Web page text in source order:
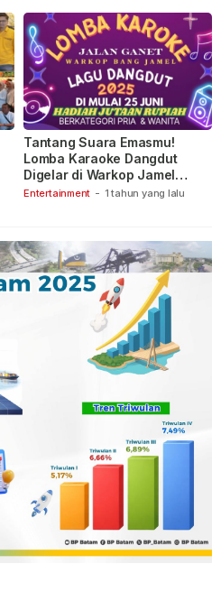
Entertainment - 1 tahun yang lalu
Tantang Suara Emasmu!
Lomba Karaoke Dangdut
Digelar di Warkop Jamel
Ganet